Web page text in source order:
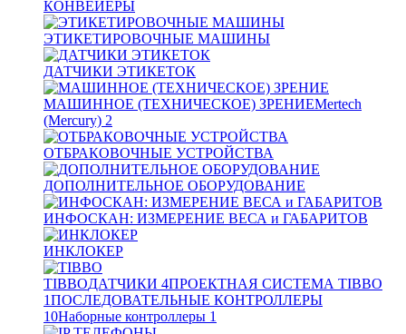
КОНВЕЙЕРЫ
ЭТИКЕТИРОВОЧНЫЕ МАШИНЫ
ДАТЧИКИ ЭТИКЕТОК
МАШИННОЕ (ТЕХНИЧЕСКОЕ) ЗРЕНИЕMertech
(Mercury) 2
ОТБРАКОВОЧНЫЕ УСТРОЙСТВА
ДОПОЛНИТЕЛЬНОЕ ОБОРУДОВАНИЕ
ИНФОСКАН: ИЗМЕРЕНИЕ ВЕСА и ГАБАРИТОВ
ИНКЛОКЕР
TIBBOДАТЧИКИ 4ПРОЕКТНАЯ СИСТЕМА TIBBO
1ПОСЛЕДОВАТЕЛЬНЫЕ КОНТРОЛЛЕРЫ
10Наборные контроллеры 1